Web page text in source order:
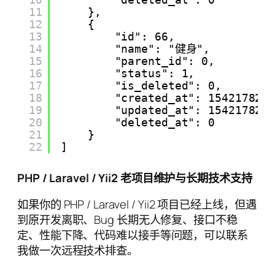
11
12
13
14
15
16
17
18
19
20
21
22
},
{
"id": 66,
"name": "健身",
"parent_id": 0,
"status": 1,
"is_deleted": 0,
"created_at":
"updated_at":
"deleted_at": 0
}
]
PHP / Laravel / Yii2 老项目维护与长期技术支持
如果你的 PHP / Laravel / Yii2 项目已经上线，但遇
到原开发离职、Bug 长期无人修复、接口不稳
定、性能下降、代码难以接手等问题，可以联系
我做一次远程技术排查。